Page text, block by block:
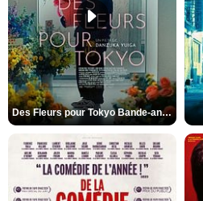
Des Fleurs pour Tokyo Bande-annonce VO STFR